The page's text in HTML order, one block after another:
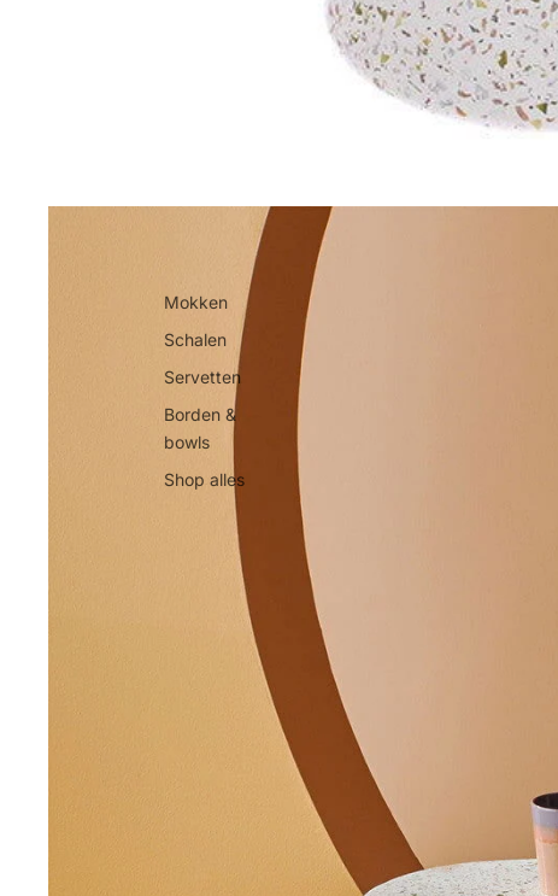
Mokken
Schalen
Servetten
Borden &
bowls
Shop alles